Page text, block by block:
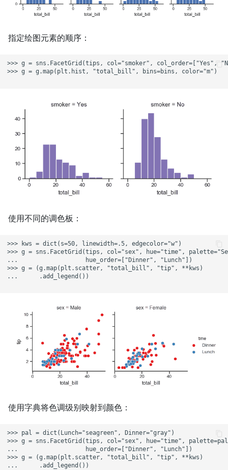
指定绘图元素的顺序：
>>> g = sns.FacetGrid(tips, col="smoker", col_order=["Yes",
>>> g = g.map(plt.hist, "total_bill", bins=bins, color="m")
使用不同的调色板：
>>> kws = dict(s=50, linewidth=.5, edgecolor="w")
>>> g = sns.FacetGrid(tips, col="sex", hue="time",
...                   hue_order=["Dinner", "Lunch"])
>>> g = (g.map(plt.scatter, "total_bill", "tip", **kws)
...      .add_legend())
使用字典将色调级别映射到颜色：
>>> pal = dict(Lunch="seagreen", Dinner="gray")
>>> g = sns.FacetGrid(tips, col="sex", hue="time",
...                   hue_order=["Dinner", "Lunch"])
>>> g = (g.map(plt.scatter, "total_bill", "tip", **kws)
...      .add_legend())